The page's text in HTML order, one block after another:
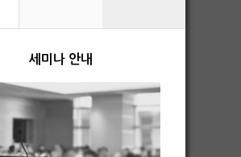
세미나 안내